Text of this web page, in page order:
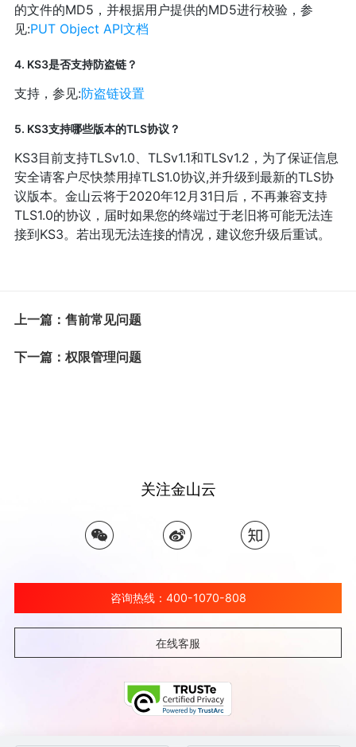
的文件的MD5，并根据用户提供的MD5进行校验，参
见:PUT Object API文档
4. KS3是否支持防盗链？
支持，参见:防盗链设置
5. KS3支持哪些版本的TLS协议？
KS3目前支持TLSv1.0、TLSv1.1和TLSv1.2，为了保证信息
安全请客户尽快禁用掉TLS1.0协议,并升级到最新的TLS协
议版本。金山云将于2020年12月31日后，不再兼容支持
TLS1.0的协议，届时如果您的终端过于老旧将可能无法连
接到KS3。若出现无法连接的情况，建议您升级后重试。
上一篇：售前常见问题
下一篇：权限管理问题
关注金山云
咨询热线：400-1070-808
在线客服